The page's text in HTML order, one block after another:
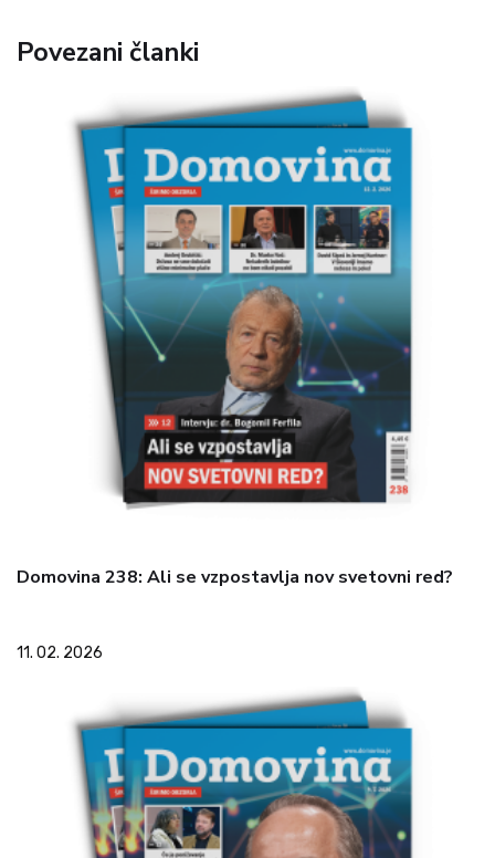
Povezani članki
Domovina 238: Ali se vzpostavlja nov svetovni red?
11. 02. 2026